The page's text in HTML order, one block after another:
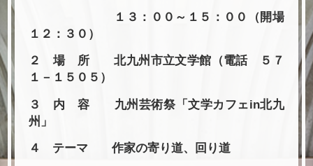
１３：００～１５：００（開場
１２：３０）
２ 場 所 北九州市立文学館（電話 ５７
１－１５０５）
３ 内 容 九州芸術祭「文学カフェin北九
州」
４ テーマ 作家の寄り道、回り道